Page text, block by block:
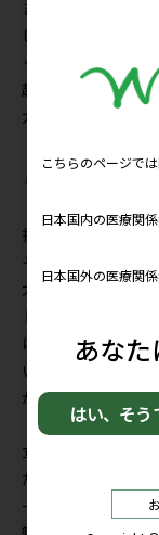
ます。４年目には
し、心房細動治療
ットの単離心筋細
起こし、薬剤投与
大学に戻り、同様
尿酸トラン
その後、尿酸は
抗酸化作用を有す
そんななか、獨協
大学大学院医学研
トランスポーター
は尿酸トランスポ
い先生に指導を受
か」と痛感したも
その後、鳥取大
立病院機構米子医
だ十分に機能が知
ーター）９をテー